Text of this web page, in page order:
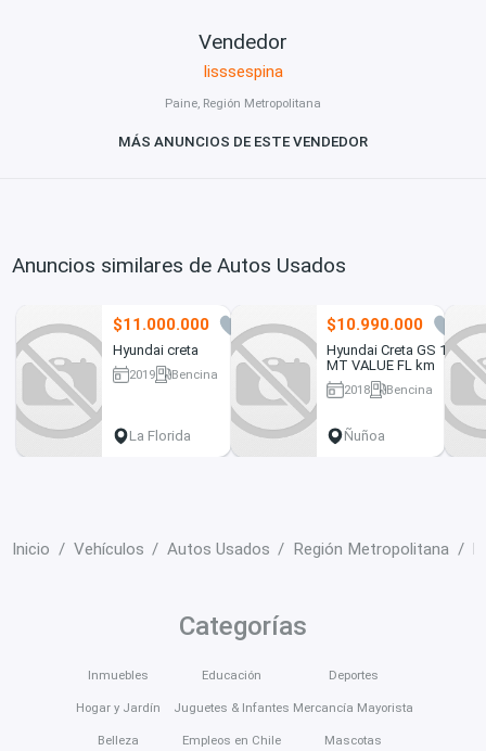
Vendedor
lisssespina
Paine, Región Metropolitana
MÁS ANUNCIOS DE ESTE VENDEDOR
Anuncios similares de Autos Usados
$11.000.000
4
Hyundai creta
2019
Bencina
La Florida
$10.990.000
10
Hyundai Creta GS 1.6
MT VALUE FL km
2018
Bencina
Ñuñoa
Inicio Vehículos Autos Usados Región Metropolitana
Categorías
Inmuebles
Hogar y Jardín
Belleza
Educación
Juguetes & Infantes
Empleos en Chile
Deportes
Mercancía Mayorista
Mascotas